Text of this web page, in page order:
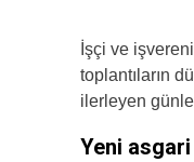
İşçi ve
toplantıların
ilerleyen
Yeni